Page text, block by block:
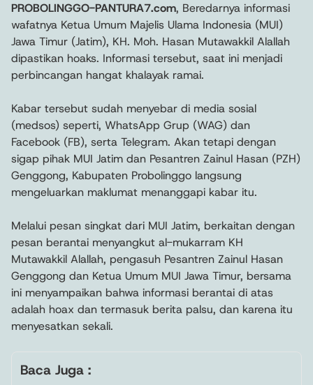
PROBOLINGGO-PANTURA7.com, Beredarnya informasi
wafatnya Ketua Umum Majelis Ulama Indonesia (MUI)
Jawa Timur (Jatim), KH. Moh. Hasan Mutawakkil Alallah
dipastikan hoaks. Informasi tersebut, saat ini menjadi
perbincangan hangat khalayak ramai.
Kabar tersebut sudah menyebar di media sosial
(medsos) seperti, WhatsApp Grup (WAG) dan
Facebook (FB), serta Telegram. Akan tetapi dengan
sigap pihak MUI Jatim dan Pesantren Zainul Hasan (PZH)
Genggong, Kabupaten Probolinggo langsung
mengeluarkan maklumat menanggapi kabar itu.
Melalui pesan singkat dari MUI Jatim, berkaitan dengan
pesan berantai menyangkut al-mukarram KH
Mutawakkil Alallah, pengasuh Pesantren Zainul Hasan
Genggong dan Ketua Umum MUI Jawa Timur, bersama
ini menyampaikan bahwa informasi berantai di atas
adalah hoax dan termasuk berita palsu, dan karena itu
menyesatkan sekali.
Baca Juga :